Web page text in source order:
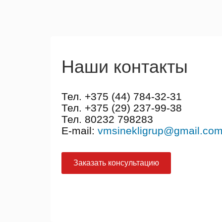
Наши контакты
Тел. +375 (44) 784-32-31
Тел. +375 (29) 237-99-38
Тел. 80232 798283
E-mail:
Заказать консультацию